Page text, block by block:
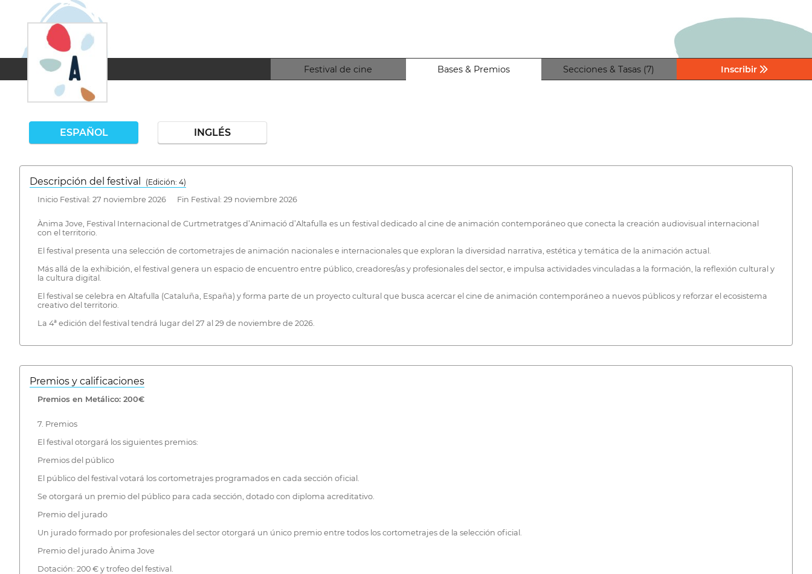
Festival de cine Bases & Premios Secciones & Tasas (7) Inscribir
ESPAÑOL INGLÉS
Descripción del festival
( Edición: 4)
Inicio Festival: 27 noviembre 2026 Fin Festival: 29 noviembre 2026
Ànima Jove, Festival Internacional de Curtmetratges d’Animació d’Altafulla es un festival dedicado al cine de animación contemporáneo que conecta la creación audiovisual internacional
con el territorio.
El festival presenta una selección de cortometrajes de animación nacionales e internacionales que exploran la diversidad narrativa, estética y temática de la animación actual.
Más allá de la exhibición, el festival genera un espacio de encuentro entre público, creadores/as y profesionales del sector, e impulsa actividades vinculadas a la formación, la reflexión cultural y
la cultura digital.
El festival se celebra en Altafulla (Cataluña, España) y forma parte de un proyecto cultural que busca acercar el cine de animación contemporáneo a nuevos públicos y reforzar el ecosistema
creativo del territorio.
La 4ª edición del festival tendrá lugar del 27 al 29 de noviembre de 2026.
Premios y calificaciones
Premios en Metálico: 200€
7. Premios
El festival otorgará los siguientes premios:
Premios del público
El público del festival votará los cortometrajes programados en cada sección oficial.
Se otorgará un premio del público para cada sección, dotado con diploma acreditativo.
Premio del jurado
Un jurado formado por profesionales del sector otorgará un único premio entre todos los cortometrajes de la selección oficial.
Premio del jurado Ànima Jove
Dotación: 200 € y trofeo del festival.